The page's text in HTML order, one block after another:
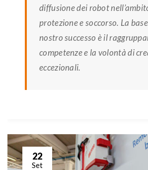
diffusione dei robot
protezione e soccorso. La
nostro successo è il
competenze e la volontà di
eccezionali.
22
Set